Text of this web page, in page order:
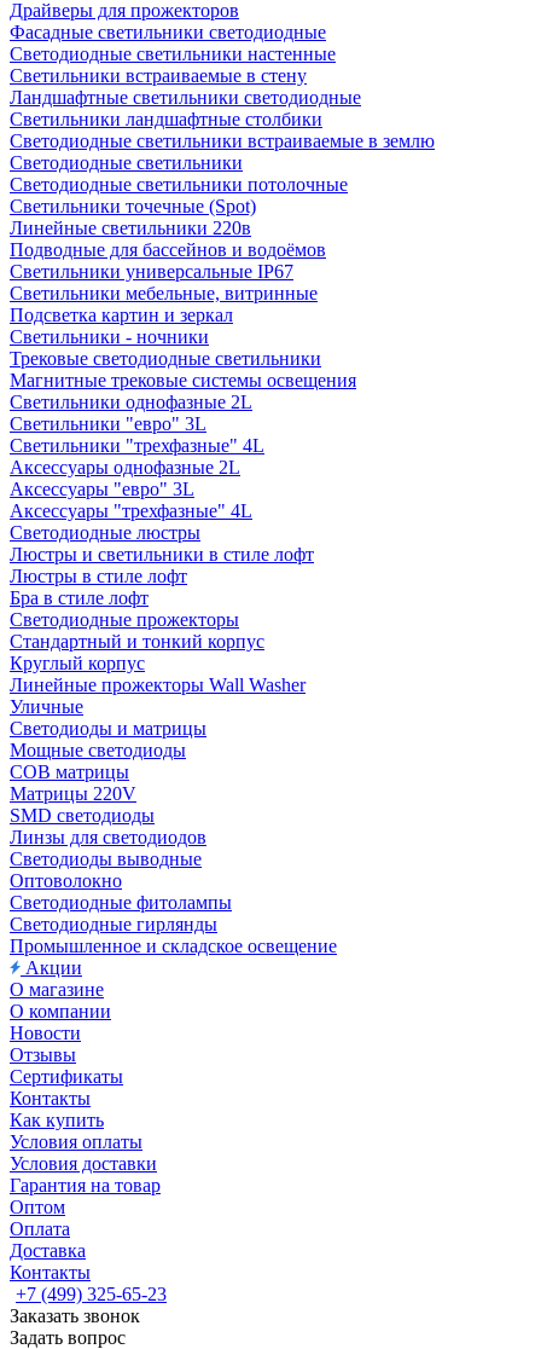
Драйверы для прожекторов
Фасадные светильники светодиодные
Светодиодные светильники настенные
Светильники встраиваемые в стену
Ландшафтные светильники светодиодные
Светильники ландшафтные столбики
Светодиодные светильники встраиваемые в землю
Светодиодные светильники
Светодиодные светильники потолочные
Светильники точечные (Spot)
Линейные светильники 220в
Подводные для бассейнов и водоёмов
Светильники универсальные IP67
Светильники мебельные, витринные
Подсветка картин и зеркал
Светильники - ночники
Трековые светодиодные светильники
Магнитные трековые системы освещения
Светильники однофазные 2L
Светильники "евро" 3L
Светильники "трехфазные" 4L
Аксессуары однофазные 2L
Аксессуары "евро" 3L
Аксессуары "трехфазные" 4L
Светодиодные люстры
Люстры и светильники в стиле лофт
Люстры в стиле лофт
Бра в стиле лофт
Светодиодные прожекторы
Стандартный и тонкий корпус
Круглый корпус
Линейные прожекторы Wall Washer
Уличные
Светодиоды и матрицы
Мощные светодиоды
COB матрицы
Матрицы 220V
SMD светодиоды
Линзы для светодиодов
Светодиоды выводные
Оптоволокно
Светодиодные фитолампы
Светодиодные гирлянды
Промышленное и складское освещение
Акции
О магазине
О компании
Новости
Отзывы
Сертификаты
Контакты
Как купить
Условия оплаты
Условия доставки
Гарантия на товар
Оптом
Оплата
Доставка
Контакты
+7 (499) 325-65-23
Заказать звонок
Задать вопрос